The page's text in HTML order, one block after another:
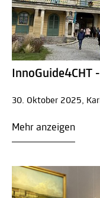
InnoGuide4CHT
30. Oktober 2025,
Mehr anzeigen